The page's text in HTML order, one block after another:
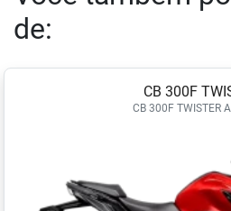
de:
CB 300F
CB 300F TWISTER